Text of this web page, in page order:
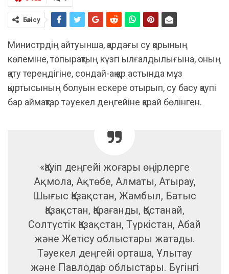
Бөлісу
Министрдің айтуынша, қардағы су қорының
көлеміне, топырақтың күзгі ылғалдылығына, оның
қату тереңдігіне, сондай-ақ қар астында мұз
қыртысының болуын ескере отырып, су басу қаупі
бар аймақтар тәуекел деңгейіне қарай бөлінген.
«Қауіп деңгейі жоғары өңірлерге
Ақмола, Ақтөбе, Алматы, Атырау,
Шығыс Қазақстан, Жамбыл, Батыс
Қазақстан, Қарағанды, Қостанай,
Солтүстік Қазақстан, Түркістан, Абай
және Жетісу облыстары жатады.
Тәуекел деңгейі орташа, Ұлытау
және Павлодар облыстары. Бүгінгі